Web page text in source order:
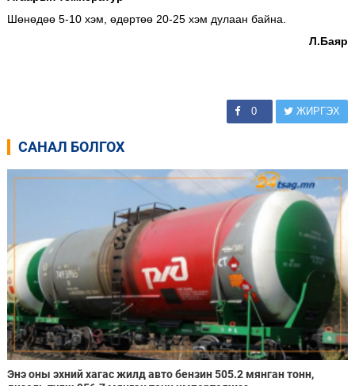
Шөнөдөө 5-10 хэм, өдөртөө 20-25 хэм дулаан байна.
Л.Баяр
0 ЖИРГЭХ
САНАЛ БОЛГОХ
Энэ оны эхний хагас жилд авто бензин 505.2 мянган тонн,